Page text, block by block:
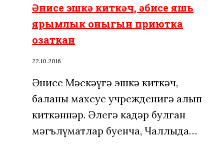
Әнисе эшкә киткәч, әбисе яшь
ярымлык оныгын приютка
озаткан
22.10.2016
Әнисе Мәскәүгә эшкә киткәч,
баланы махсус учрежденигә алып
киткәннәр. Әлегә кадәр булган
мәгълүматлар буенча, Чаллыда…